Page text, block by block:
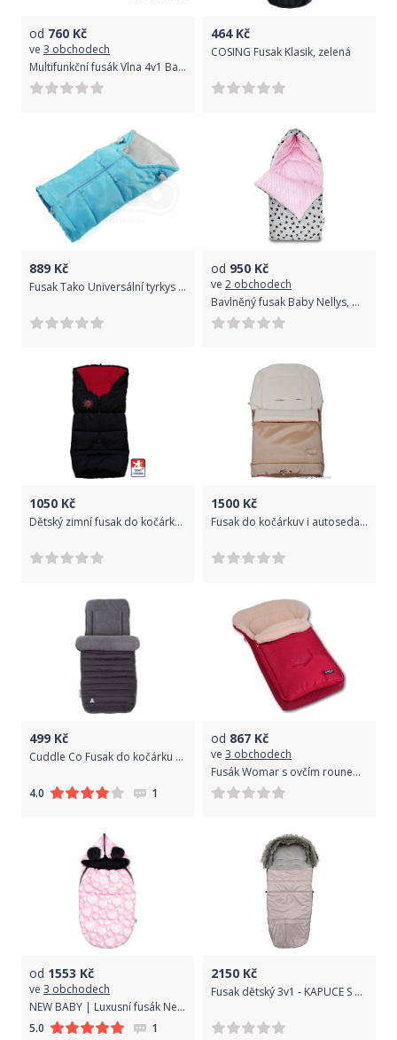
od 760 Kč
ve 3 obchodech
Multifunkční fusák Vlna 4v1 Baby Nellys ® - červený
464Kč
COSING Fusak Klasik, zelená
889 Kč
Fusak Tako Universální tyrkys 2016
od 950 Kč
ve 2 obchodech
Bavlněný fusak Baby Nellys, minky, Minnie, 45 x 95 cm - šedý/minky růžová
1050 Kč
Dětský zimní fusak do kočárku 3v1, winter bag červený, Dětský svět
1500 Kč
Fusak do kočárkuv i autosedačky fleece - WOMAR 3v1 béžový
499 Kč
Cuddle Co Fusak do kočárku Comfi-Snug 2v1, Liquorice Black
4.0 1
od 867 Kč
ve 3 obchodech
Fusák Womar s ovčím rounem vínový
od 1553 Kč
ve 3 obchodech
NEW BABY | Luxusní fusák New Baby | Luxusní fusák New Baby Srdíčka | Růžová |
5.0
1
2150 Kč
Fusak dětský 3v1 - KAPUCE S KOŽÍŠKEM světe růžový - NewBaby